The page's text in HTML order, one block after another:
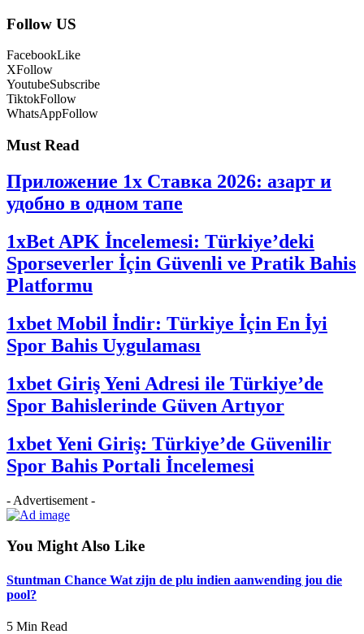
Follow US
FacebookLike
XFollow
YoutubeSubscribe
TiktokFollow
WhatsAppFollow
Must Read
Приложение 1x Ставка 2026: азарт и
удобно в одном тапе
1xBet APK İncelemesi: Türkiye’deki
Sporseverler İçin Güvenli ve Pratik Bahis
Platformu
1xbet Mobil İndir: Türkiye İçin En İyi
Spor Bahis Uygulaması
1xbet Giriş Yeni Adresi ile Türkiye’de
Spor Bahislerinde Güven Artıyor
1xbet Yeni Giriş: Türkiye’de Güvenilir
Spor Bahis Portali İncelemesi
- Advertisement -
You Might Also Like
Stuntman Chance Wat zijn de plu indien aanwending jou die
pool?
5 Min Read